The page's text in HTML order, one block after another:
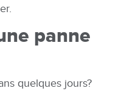
panne
quelques jours?